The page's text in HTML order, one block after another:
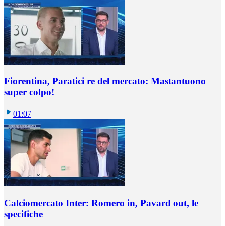
Fiorentina, Paratici re del mercato: Mastantuono
super colpo!
01:07
Calciomercato Inter: Romero in, Pavard out, le
specifiche